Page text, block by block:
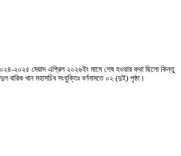
২০২৫ মেয়াদ এপ্রিল ২০২৬ইং মাসে শেষ হওয়ার কথা ছিলো কিন্তু
খান মহাসচিব সংযুক্তিঃ বর্ণনামতে ০২ (দুই) পৃষ্ঠা।